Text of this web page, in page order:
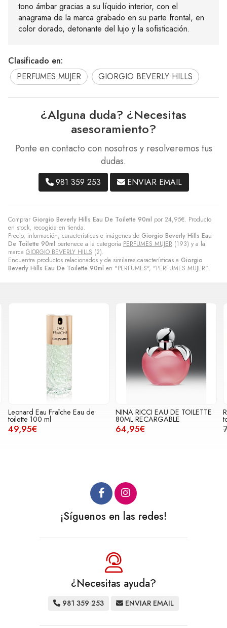
Comprar Giorgio Beverly Hills Eau De Toilette 90ml por 24,95€. Producto
en stock, recogida en tienda.
Precio, información, características e imágenes de Giorgio Beverly Hills Eau
De Toilette 90ml pertenece a la categoría PERFUMES MUJER (193) y a la
marca GIORGIO BEVERLY HILLS (2).
Encuentra productos relacionados y de similares características a Giorgio
Beverly Hills Eau De Toilette 90ml en "PERFUMES", "PERFUMES MUJER".
tono ámbar gracias a su líquido interior, con el
anagrama de la marca grabado en su parte frontal, en
color dorado, detonante del lujo y la sofisticación.
Clasificado en:
PERFUMES MUJER
GIORGIO BEVERLY HILLS
¿Alguna duda? ¿Necesitas
asesoramiento?
Ponte en contacto con nosotros y resolveremos tus
dudas.
981 359 253 ENVIAR EMAIL
NINA RICCI EAU DE TOILETTE
80ML RECARGABLE
64,95€
Ralph Lauren Ralph Rocks Eau de
toilette 100 ml
73,90€
¡Síguenos en las redes!
¿Necesitas ayuda?
981 359 253 ENVIAR EMAIL